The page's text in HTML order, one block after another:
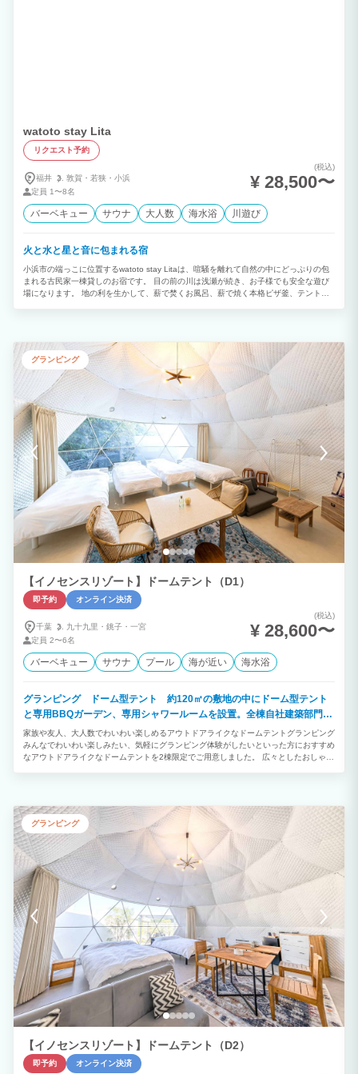
watoto stay Lita
リクエスト予約
福井 敦賀・ 若狭・ 小浜
定員 1〜8名
(税込)
¥ 28,500〜
バーベキュー サウナ 大人数 海水浴 川遊び
火と水と星と音に包まれる宿
小浜市の端っこに位置するwatoto stay Litaは、喧騒を離れて自然の中にどっぷりの包
まれる古民家一棟貸しのお宿です。 目の前の川は浅瀬が続き、お子様でも安全な遊び
場になります。 地の利を生かして、薪で焚くお風呂、薪で焼く本格ピザ釜、テントサ
グランピング
【イノセンスリゾート】ドームテント（D1）
即予約 オンライン決済
千葉 九十九里・ 銚子・ 一宮
定員 2〜6名
(税込)
¥ 28,600〜
バーベキュー サウナ プール 海が近い 海水浴
グランピング ドーム型テント 約120㎡の敷地の中にドーム型テント
と専用BBQガーデン、専用シャワールームを設置。全棟自社建築部門で
デザイン建築されたお洒落なお部屋です。
家族や友人、大人数でわいわい楽しめるアウトドアライクなドームテントグランピング
みんなでわいわい楽しみたい、気軽にグランピング体験がしたいといった方におすすめ
なアウトドアライクなドームテントを2棟限定でご用意しました。 広々としたおしゃれ
グランピング
【イノセンスリゾート】ドームテント（D2）
即予約 オンライン決済